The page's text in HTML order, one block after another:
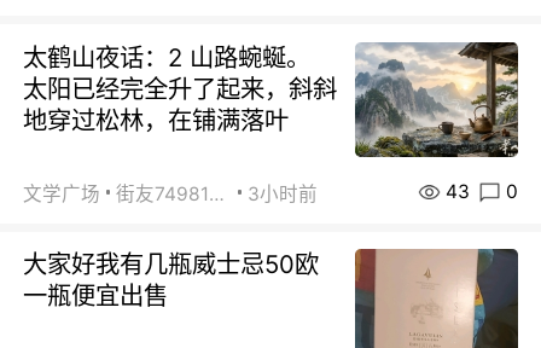
太鹤山夜话：2 山路蜿蜒。
太阳已经完全升了起来，斜斜
地穿过松林，在铺满落叶
文学广场 街友74981146 3小时前 43 0
大家好我有几瓶威士忌50欧
一瓶便宜出售